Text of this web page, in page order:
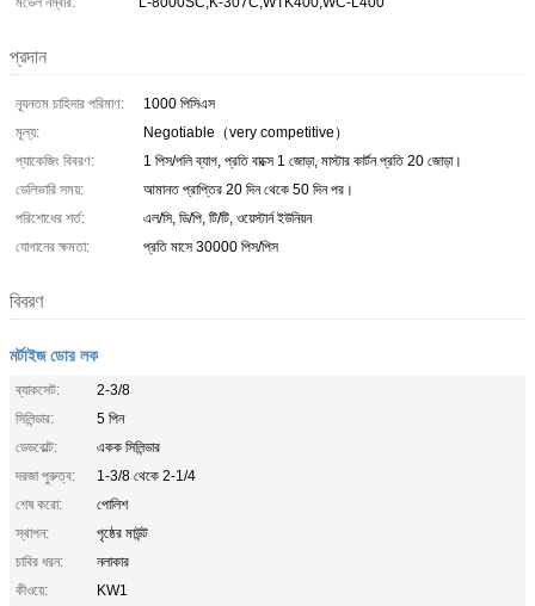
প্রদান
ন্যূনতম চাহিদার পরিমাণ:
1000 পিসিএস
মূল্য:
Negotiable（very competitive）
প্যাকেজিং বিবরণ:
1 পিস/পলি ব্যাগ, প্রতি বাক্সে 1 জোড়া, মাস্টার কার্টন প্রতি 20 জোড়া।
ডেলিভারি সময়:
আমানত প্রাপ্তির 20 দিন থেকে 50 দিন পর।
পরিশোধের শর্ত:
এল/সি, ডি/পি, টি/টি, ওয়েস্টার্ন ইউনিয়ন
যোগানের ক্ষমতা:
প্রতি মাসে 30000 পিস/পিস
বিবরণ
মর্টাইজ ডোর লক
ব্যাকসেট:
2-3/8
সিলিন্ডার:
5 পিন
ডেডবোল্ট:
একক সিলিন্ডার
দরজা পুরুত্ব:
1-3/8 থেকে 2-1/4
শেষ করো:
পোলিশ
স্থাপন:
পৃষ্ঠের মাউন্ট
চাবির ধরন:
নলাকার
কীওয়ে:
KW1